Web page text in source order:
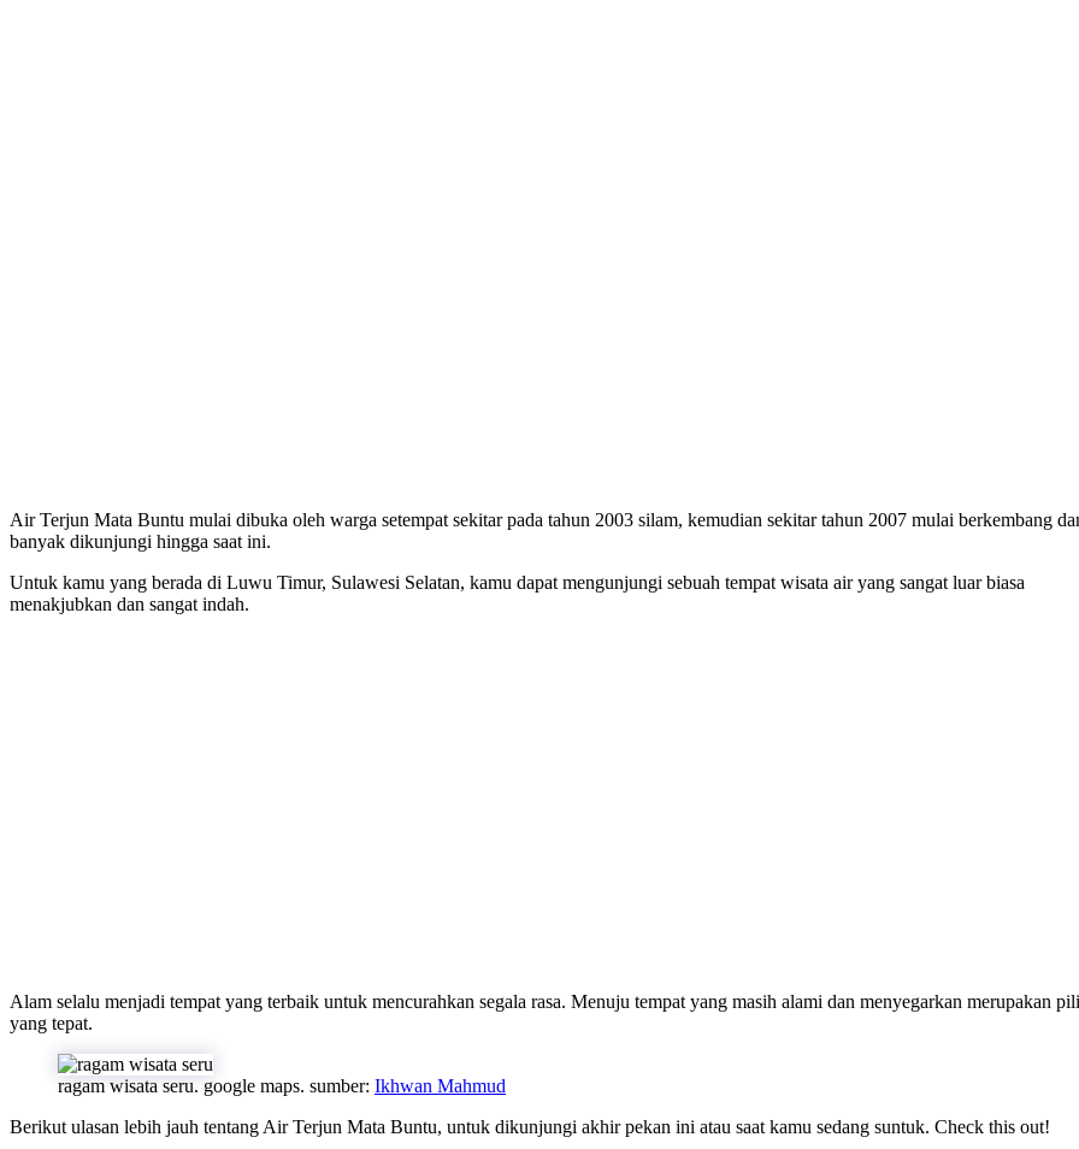
Air Terjun Mata Buntu mulai dibuka oleh warga setempat sekitar pada tahun 2003 silam, kemudian sekitar tahun 2007 mulai berkembang
banyak dikunjungi hingga saat ini.
Untuk kamu yang berada di Luwu Timur, Sulawesi Selatan, kamu dapat mengunjungi sebuah tempat wisata air yang sangat luar biasa
menakjubkan dan sangat indah.
Alam selalu menjadi tempat yang terbaik untuk mencurahkan segala rasa. Menuju tempat yang masih alami dan menyegarkan merupakan
yang tepat.
ragam wisata seru. google maps. sumber: Ikhwan Mahmud
Berikut ulasan lebih jauh tentang Air Terjun Mata Buntu, untuk dikunjungi akhir pekan ini atau saat kamu sedang suntuk. Check this out!